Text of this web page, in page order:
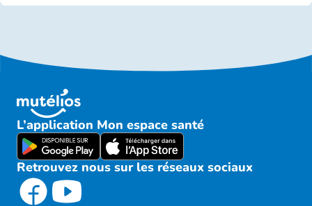
L’application Mon espace santé
Retrouvez nous sur les réseaux sociaux